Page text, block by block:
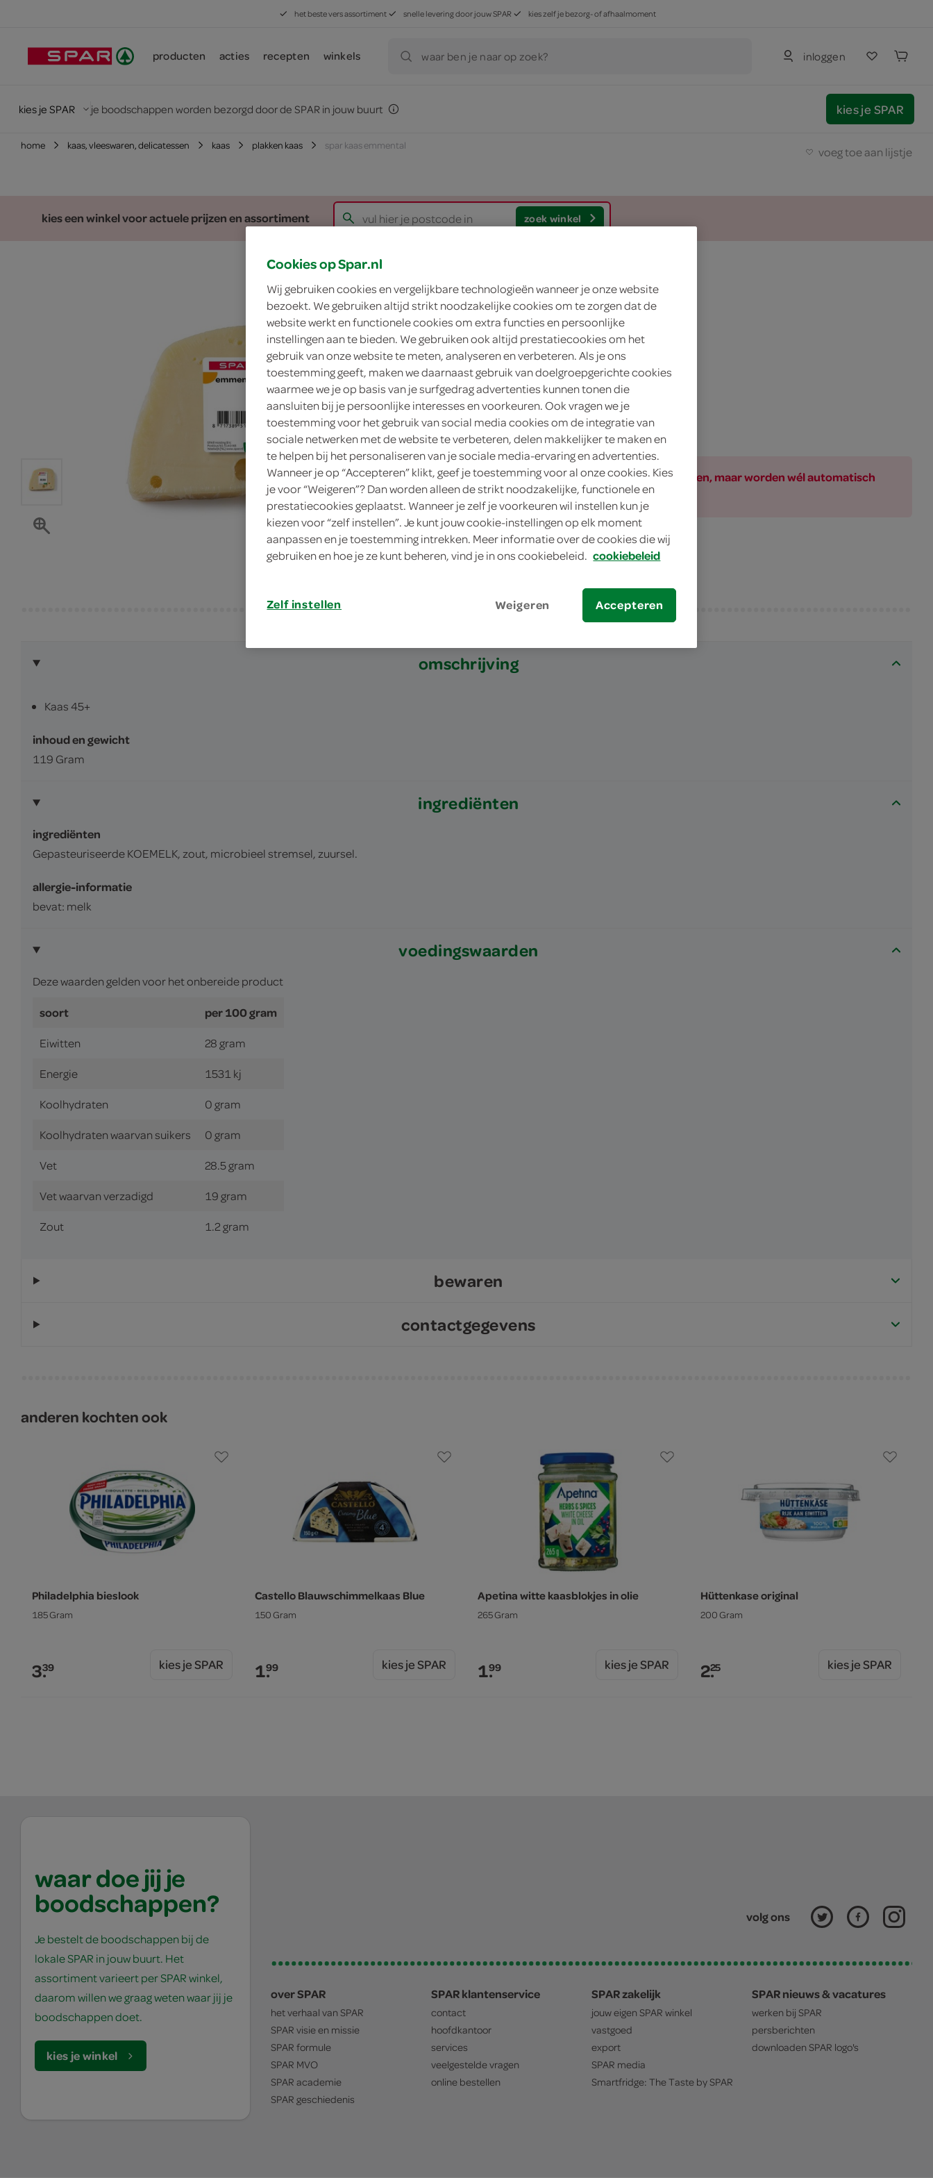
het beste vers assortiment snelle levering door jouw SPAR kies zelf je bezorg- of afhaalmoment
producten acties recepten winkels waar ben je naar op zoek? inloggen
kies je SPAR je boodschappen worden bezorgd door de SPAR in jouw buurt kies je SPAR
home kaas, vleeswaren, delicatessen kaas plakken kaas spar kaas emmental voeg toe aan lijstje
kies een winkel voor actuele prijzen en assortiment zoek winkel
Spar kaas emmental
Spar
2.
99
119 Gram
in winkelmand
Let op: aanbiedingen zijn niet zichtbaar bij de producten, maar worden wél automatisch
verwerkt in de winkelmand.
omschrijving
Kaas 45+
inhoud en gewicht
119 Gram
ingrediënten
ingrediënten
Gepasteuriseerde KOEMELK, zout, microbieel stremsel, zuursel.
allergie-informatie
bevat: melk
voedingswaarden
Deze waarden gelden voor het onbereide product
soort per 100 gram
Eiwitten 28 gram
Energie 1531 kj
Koolhydraten 0 gram
Koolhydraten waarvan suikers 0 gram
Vet 28.5 gram
Vet waarvan verzadigd 19 gram
Zout 1.2 gram
bewaren
contactgegevens
anderen kochten ook
Philadelphia bieslook
185 Gram
3.39 kies je SPAR
Castello Blauwschimmelkaas Blue
150 Gram
1.99 kies je SPAR
Apetina witte kaasblokjes in olie
265 Gram
1.99 kies je SPAR
Hüttenkase original
200 Gram
2.25 kies je SPAR
waar doe jij je
boodschappen?
Je bestelt de boodschappen bij de
lokale SPAR in jouw buurt. Het
assortiment varieert per SPAR winkel,
daarom willen we graag weten waar jij je
boodschappen doet.
kies je winkel
volg ons
over SPAR
het verhaal van SPAR
SPAR visie en missie
SPAR formule
SPAR MVO
SPAR academie
SPAR geschiedenis
SPAR klantenservice
contact
hoofdkantoor
services
veelgestelde vragen
online bestellen
SPAR zakelijk
jouw eigen SPAR winkel
vastgoed
export
SPAR media
Smartfridge: The Taste bySPAR
SPAR nieuws & vacatures
werken bij SPAR
persberichten
downloaden SPAR logo's
Cookies op Spar.nl
Wij gebruiken cookies en vergelijkbare technologieën wanneer je onze website
bezoekt. We gebruiken altijd strikt noodzakelijke cookies om te zorgen dat de
website werkt en functionele cookies om extra functies en persoonlijke
instellingen aan te bieden. We gebruiken ook altijd prestatiecookies om het
gebruik van onze website te meten, analyseren en verbeteren. Als je ons
toestemming geeft, maken we daarnaast gebruik van doelgroepgerichte cookies
waarmee we je op basis van je surfgedrag advertenties kunnen tonen die
aansluiten bij je persoonlijke interesses en voorkeuren. Ook vragen we je
toestemming voor het gebruik van social media cookies om de integratie van
sociale netwerken met de website te verbeteren, delen makkelijker te maken en
te helpen bij het personaliseren van je sociale media-ervaring en advertenties.
Wanneer je op “Accepteren” klikt, geef je toestemming voor al onze cookies. Kies
je voor “Weigeren”? Dan worden alleen de strikt noodzakelijke, functionele en
prestatiecookies geplaatst. Wanneer je zelf je voorkeuren wil instellen kun je
kiezen voor “zelf instellen”. Je kunt jouw cookie-instellingen op elk moment
aanpassen en je toestemming intrekken. Meer informatie over de cookies die wij
gebruiken en hoe je ze kunt beheren, vind je in ons cookiebeleid. cookiebeleid
Zelf instellen Weigeren Accepteren